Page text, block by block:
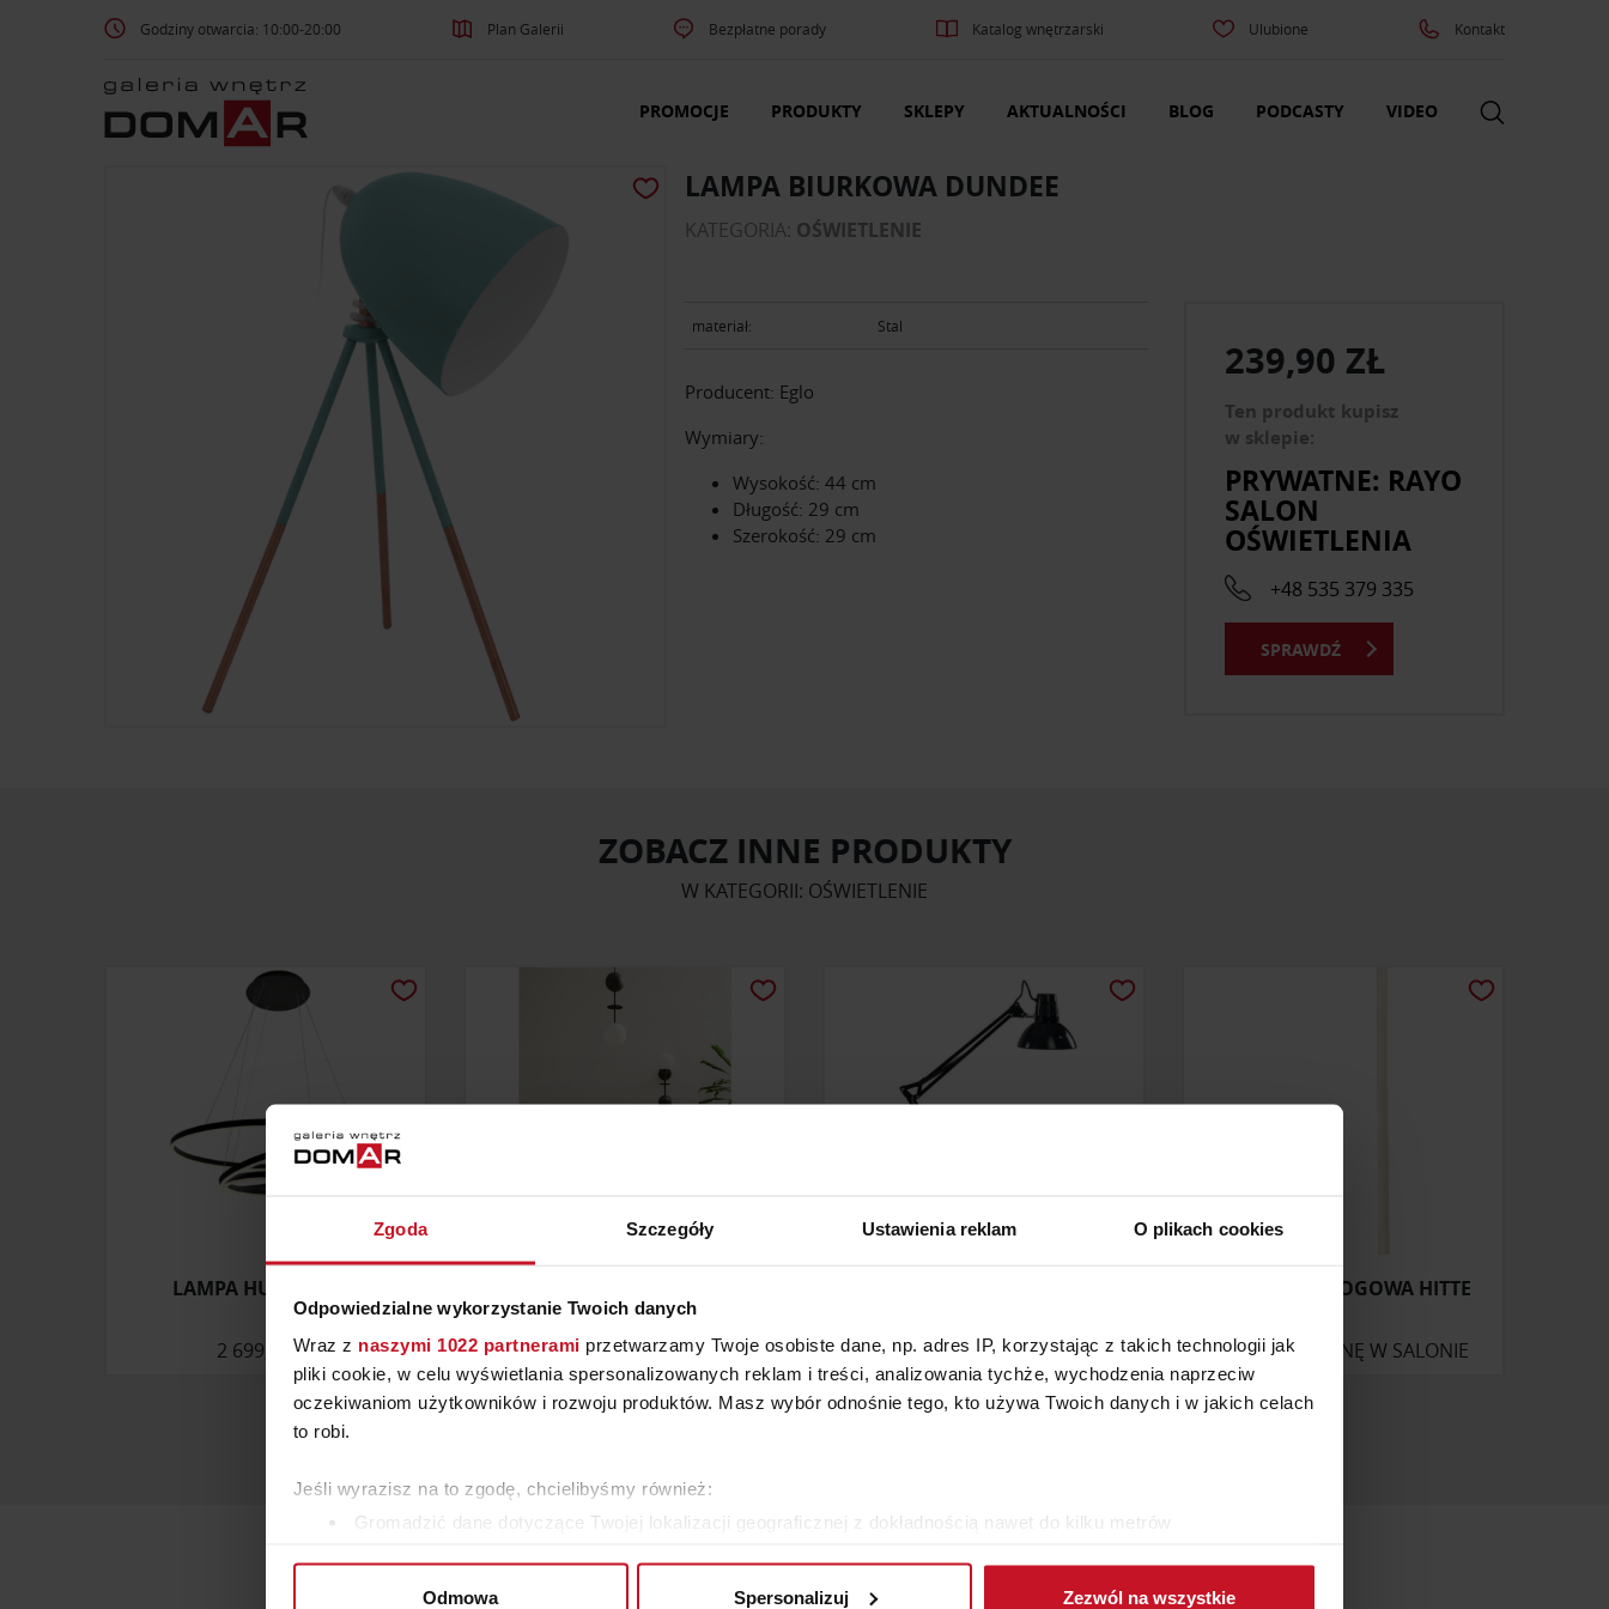
Zgoda Szczegóły Ustawienia reklam O plikach cookies
Odpowiedzialne wykorzystanie Twoich danych
Wraz z naszymi 1022 partnerami przetwarzamy Twoje osobiste dane, np. adres IP, korzystając z takich technologii jak
pliki cookie, w celu wyświetlania spersonalizowanych reklam i treści, analizowania tychże, wychodzenia naprzeciw
oczekiwaniom użytkowników i rozwoju produktów. Masz wybór odnośnie tego, kto używa Twoich danych i w jakich celach
to robi.
Jeśli wyrazisz na to zgodę, chcielibyśmy również:
Gromadzić dane dotyczące Twojej lokalizacji geograficznej z dokładnością nawet do kilku metrów
Odmowa Spersonalizuj Zezwól na wszystkie
Godziny otwarcia: 10:00-20:00 Plan Galerii Bezpłatne porady Katalog wnętrzarski Ulubione Kontakt
PROMOCJE PRODUKTY SKLEPY AKTUALNOŚCI BLOG PODCASTY VIDEO
LAMPA BIURKOWA DUNDEE
KATEGORIA: OŚWIETLENIE
materiał: Stal
Producent: Eglo
Wymiary:
Wysokość: 44 cm
Długość: 29 cm
Szerokość: 29 cm
239,90 ZŁ
Ten produkt kupisz
w sklepie:
PRYWATNE: RAYO
SALON
OŚWIETLENIA
+48 535 379 335
SPRAWDŹ
ZOBACZ INNE PRODUKTY
W KATEGORII: OŚWIETLENIE
LAMPA HULA-HOOP
2 699,90 ZŁ ZAPYTAJ O CENĘ W SALONIE 445 ZŁ
LAMPA PODŁOGOWA HITTE
ZAPYTAJ O CENĘ W SALONIE